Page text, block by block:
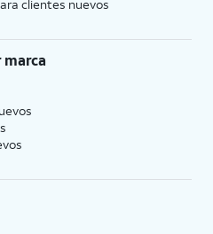
clientes nuevos